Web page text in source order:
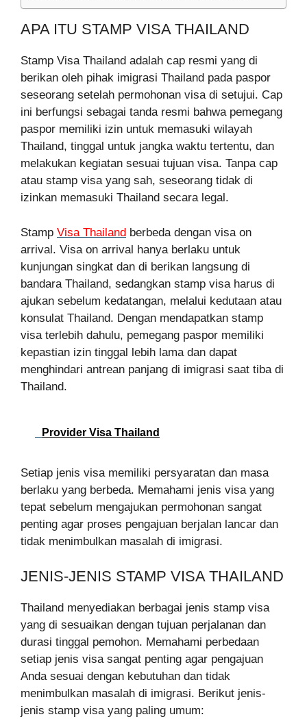
APA ITU STAMP VISA THAILAND
Stamp Visa Thailand adalah cap resmi yang di
berikan oleh pihak imigrasi Thailand pada paspor
seseorang setelah permohonan visa di setujui. Cap
ini berfungsi sebagai tanda resmi bahwa pemegang
paspor memiliki izin untuk memasuki wilayah
Thailand, tinggal untuk jangka waktu tertentu, dan
melakukan kegiatan sesuai tujuan visa. Tanpa cap
atau stamp visa yang sah, seseorang tidak di
izinkan memasuki Thailand secara legal.
Stamp Visa Thailand berbeda dengan visa on
arrival. Visa on arrival hanya berlaku untuk
kunjungan singkat dan di berikan langsung di
bandara Thailand, sedangkan stamp visa harus di
ajukan sebelum kedatangan, melalui kedutaan atau
konsulat Thailand. Dengan mendapatkan stamp
visa terlebih dahulu, pemegang paspor memiliki
kepastian izin tinggal lebih lama dan dapat
menghindari antrean panjang di imigrasi saat tiba di
Thailand.
Provider Visa Thailand
Setiap jenis visa memiliki persyaratan dan masa
berlaku yang berbeda. Memahami jenis visa yang
tepat sebelum mengajukan permohonan sangat
penting agar proses pengajuan berjalan lancar dan
tidak menimbulkan masalah di imigrasi.
JENIS-JENIS STAMP VISA THAILAND
Thailand menyediakan berbagai jenis stamp visa
yang di sesuaikan dengan tujuan perjalanan dan
durasi tinggal pemohon. Memahami perbedaan
setiap jenis visa sangat penting agar pengajuan
Anda sesuai dengan kebutuhan dan tidak
menimbulkan masalah di imigrasi. Berikut jenis-
jenis stamp visa yang paling umum: